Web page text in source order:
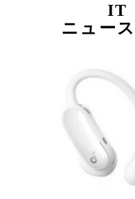
IT
ニュー